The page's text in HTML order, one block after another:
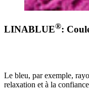
LINABLUE®:
Le bleu, par exemple,
relaxation et à la